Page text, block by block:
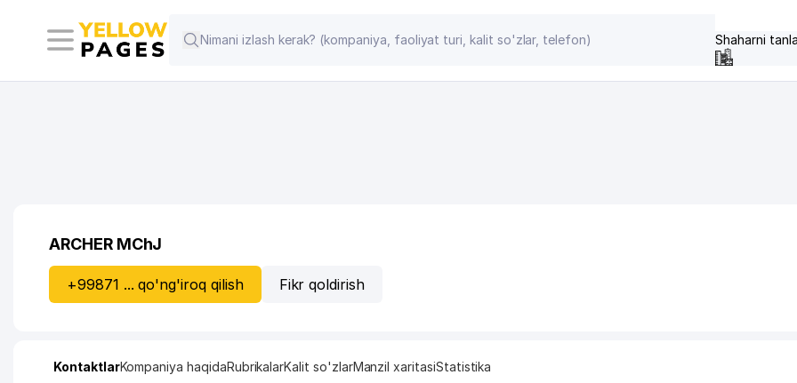
Shaharni
ARCHER MChJ
+99871 ... qo'ng'iroq qilish Fikr qoldirish
KontaktlarKompaniya haqidaRubrikalarKalit so'zlarManzil xaritasiStatistika